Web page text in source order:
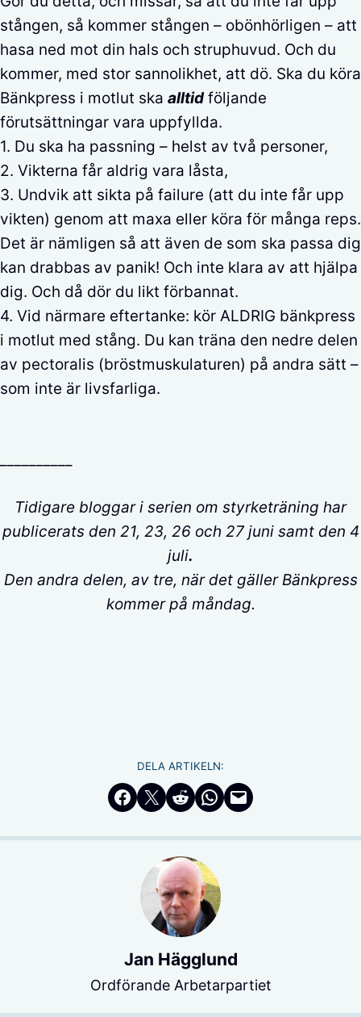
stången, så kommer stången – obönhörligen – att
hasa ned mot din hals och struphuvud. Och du
kommer, med stor sannolikhet, att dö. Ska du köra
Bänkpress i motlut ska alltidföljande
förutsättningar vara uppfyllda.
1. Du ska ha passning – helst av två personer,
2. Vikterna får aldrig vara låsta,
3. Undvik att sikta på failure (att du inte får upp
vikten) genom att maxa eller köra för många reps.
Det är nämligen så att även de som ska passa dig
kan drabbas av panik! Och inte klara av att hjälpa
dig. Och då dör du likt förbannat.
4. Vid närmare eftertanke: kör ALDRIG bänkpress
i motlut med stång. Du kan träna den nedre delen
av pectoralis (bröstmuskulaturen) på andra sätt –
som inte är livsfarliga.
Tidigare bloggar i serien om styrketräning har
publicerats den 21, 23, 26 och 27 juni samt den 4
juli.
Den andra delen, av tre, när det gäller Bänkpress
kommer på måndag.
DELA ARTIKELN:
Dela på Facebook
Dela på Twitter
Dela på RedditDela i WhatsApp
Maila en länk
Jan Hägglund
Ordförande Arbetarpartiet